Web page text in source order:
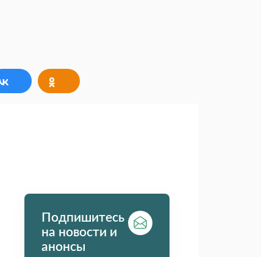
Подпишитесь
на новости и
анонсы